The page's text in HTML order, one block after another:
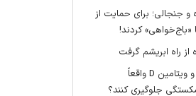
و جنجالی؛ برای حمایت از
«باج‌خواهی» کردند!
مکمل کلسیم و ویتامین D واقعاً
جلوگیری کنند؟